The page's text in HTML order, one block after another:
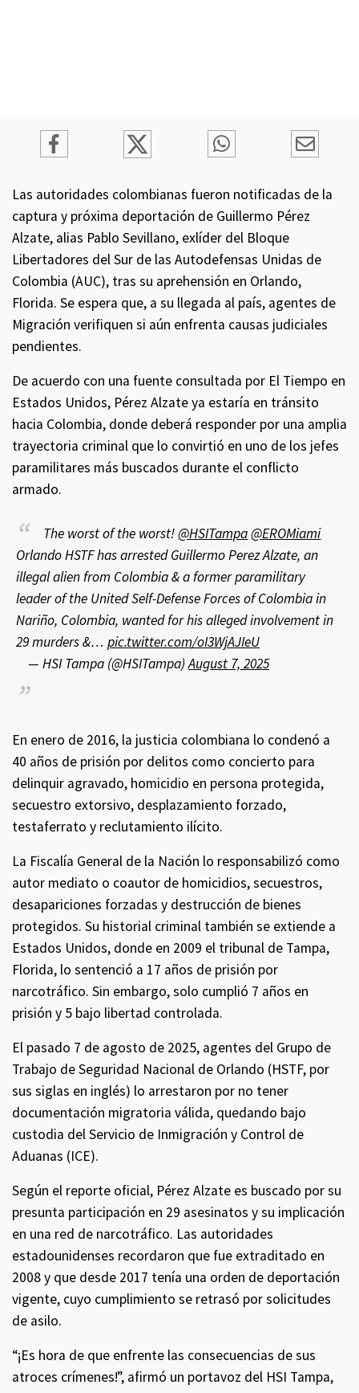
Las autoridades colombianas fueron notificadas de la
captura y próxima deportación de Guillermo Pérez
Alzate, alias Pablo Sevillano, exlíder del Bloque
Libertadores del Sur de las Autodefensas Unidas de
Colombia (AUC), tras su aprehensión en Orlando,
Florida. Se espera que, a su llegada al país, agentes de
Migración verifiquen si aún enfrenta causas judiciales
pendientes.
De acuerdo con una fuente consultada por El Tiempo en
Estados Unidos, Pérez Alzate ya estaría en tránsito
hacia Colombia, donde deberá responder por una amplia
trayectoria criminal que lo convirtió en uno de los jefes
paramilitares más buscados durante el conflicto
armado.
The worst of the worst!@HSITampa @EROMiami
Orlando HSTF has arrested Guillermo Perez Alzate, an
illegal alien from Colombia & a former paramilitary
leader of the United Self-Defense Forces of Colombia in
Nariño, Colombia, wanted for his alleged involvement in
29 murders &… pic.twitter.com/oI3WjAJIeU
— HSI Tampa (@HSITampa)August 7, 2025
En enero de 2016, la justicia colombiana lo condenó a
40 años de prisión por delitos como concierto para
delinquir agravado, homicidio en persona protegida,
secuestro extorsivo, desplazamiento forzado,
testaferrato y reclutamiento ilícito.
La Fiscalía General de la Nación lo responsabilizó como
autor mediato o coautor de homicidios, secuestros,
desapariciones forzadas y destrucción de bienes
protegidos. Su historial criminal también se extiende a
Estados Unidos, donde en 2009 el tribunal de Tampa,
Florida, lo sentenció a 17 años de prisión por
narcotráfico. Sin embargo, solo cumplió 7 años en
prisión y 5 bajo libertad controlada.
El pasado 7 de agosto de 2025, agentes del Grupo de
Trabajo de Seguridad Nacional de Orlando (HSTF, por
sus siglas en inglés) lo arrestaron por no tener
documentación migratoria válida, quedando bajo
custodia del Servicio de Inmigración y Control de
Aduanas (ICE).
Según el reporte oficial, Pérez Alzate es buscado por su
presunta participación en 29 asesinatos y su implicación
en una red de narcotráfico. Las autoridades
estadounidenses recordaron que fue extraditado en
2008 y que desde 2017 tenía una orden de deportación
vigente, cuyo cumplimiento se retrasó por solicitudes
de asilo.
“¡Es hora de que enfrente las consecuencias de sus
atroces crímenes!”, afirmó un portavoz del HSI Tampa,